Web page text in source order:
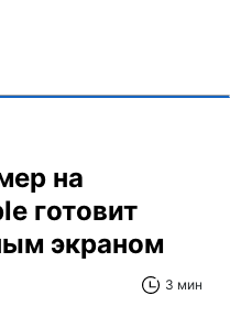
на
готовит
экраном
3 мин